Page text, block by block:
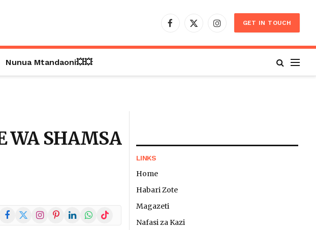
Facebook
X
InstagramGET IN TOUCH
Nunua Mtandaoni💥💥
WA SHAMSA
Facebook
X
(Twitter)
InstagramPinterestLinkedInWhatsApp
TikTok
LINKS
Home
Habari Zote
Magazeti
Nafasi za Kazi